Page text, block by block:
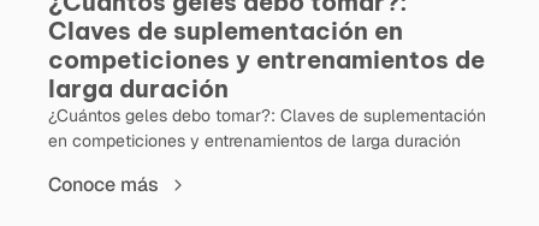
Claves de suplementación en
competiciones y entrenamientos de
larga duración
¿Cuántos geles debo tomar?: Claves de suplementación
en competiciones y entrenamientos de larga duración
Conoce más